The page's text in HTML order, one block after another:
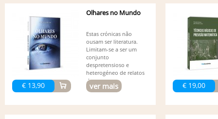
€ 13,90
Olhares no Mundo
Estas crónicas não
ousam ser literatura.
Limitam-se a ser um
conjunto
despretensioso e
heterogéneo de relatos
de...
ver mais € 19,00